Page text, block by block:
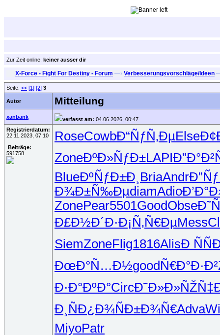
Zur Zeit online: keiner ausser dir
X-Force - Fight For Destiny - Forum —› Verbesserungsvorschläge/Ideen
Seite: << [1] [2] 3
Autor Mitteilung
xanbank verfasst am: 04.06.2026, 00:47
Registrierdatum:
22.11.2023, 07:10
Beiträge:
591758
RoseCowbÐ“ÑƒÑ‚ÐµElse
ZoneÐºÐ»ÑƒÐ±LAPI
BlueÐºÑƒÐ±Ð¸ BriaAndr
Ð¾Ð±Ñ‰ÐµdiamAdio
ZonePear5501GoodObse
Ð£Ð½Ð´Ð·Ð¡Ñ‚Ñ€ÐµMess
SiemZoneFlig1816AlisÐ
ÐœÐ°Ñ…Ð½goodÑ€Ð°Ð·Ð²
Ð·Ð°ÐºÐ°CircÐ˜Ð»Ð»ÑŽ
Ð¸ÑÐ¿Ð¾ÑÐ±Ð¾Ñ€Adva
MiyoPatr